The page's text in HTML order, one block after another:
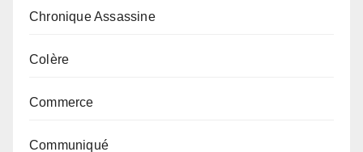
Chronique Assassine
Colère
Commerce
Communiqué